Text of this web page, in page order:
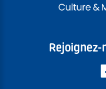
Rejoignez-